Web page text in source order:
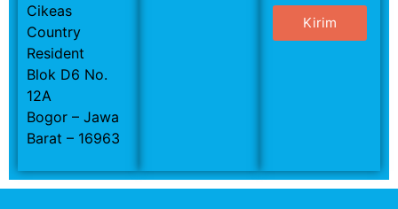
Cikeas
Country
Resident
Blok D6 No.
12A
Bogor – Jawa
Barat – 16963
Kirim